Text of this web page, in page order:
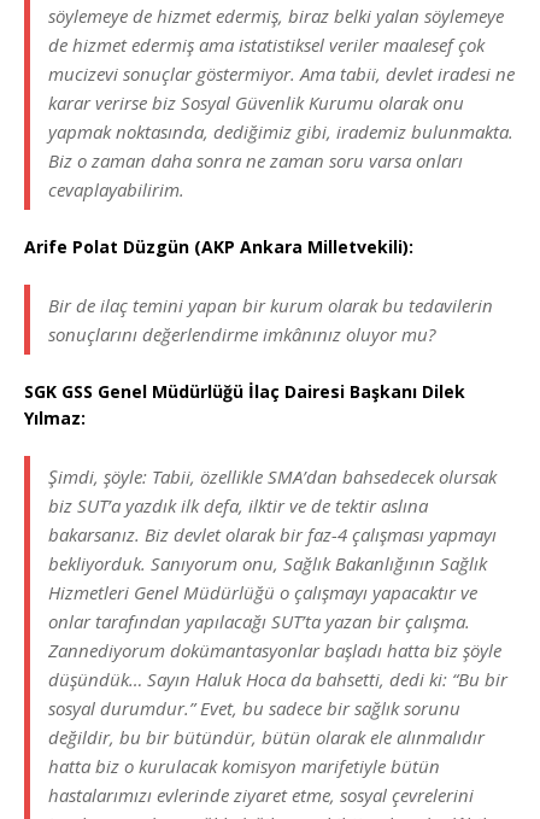
söylemeye de hizmet edermiş, biraz belki yalan söylemeye
de hizmet edermiş ama istatistiksel veriler maalesef çok
mucizevi sonuçlar göstermiyor. Ama tabii, devlet iradesi ne
karar verirse biz Sosyal Güvenlik Kurumu olarak onu
yapmak noktasında, dediğimiz gibi, irademiz bulunmakta.
Biz o zaman daha sonra ne zaman soru varsa onları
cevaplayabilirim.
Arife Polat Düzgün (AKP Ankara Milletvekili):
Bir de ilaç temini yapan bir kurum olarak bu tedavilerin
sonuçlarını değerlendirme imkânınız oluyor mu?
SGK GSS Genel Müdürlüğü İlaç Dairesi Başkanı Dilek
Yılmaz:
Şimdi, şöyle: Tabii, özellikle SMA’dan bahsedecek olursak
biz SUT’a yazdık ilk defa, ilktir ve de tektir aslına
bakarsanız. Biz devlet olarak bir faz-4 çalışması yapmayı
bekliyorduk. Sanıyorum onu, Sağlık Bakanlığının Sağlık
Hizmetleri Genel Müdürlüğü o çalışmayı yapacaktır ve
onlar tarafından yapılacağı SUT’ta yazan bir çalışma.
Zannediyorum dokümantasyonlar başladı hatta biz şöyle
düşündük… Sayın Haluk Hoca da bahsetti, dedi ki: “Bu bir
sosyal durumdur.” Evet, bu sadece bir sağlık sorunu
değildir, bu bir bütündür, bütün olarak ele alınmalıdır
hatta biz o kurulacak komisyon marifetiyle bütün
hastalarımızı evlerinde ziyaret etme, sosyal çevrelerini